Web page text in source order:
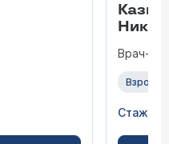
Врач-
Стаж 17